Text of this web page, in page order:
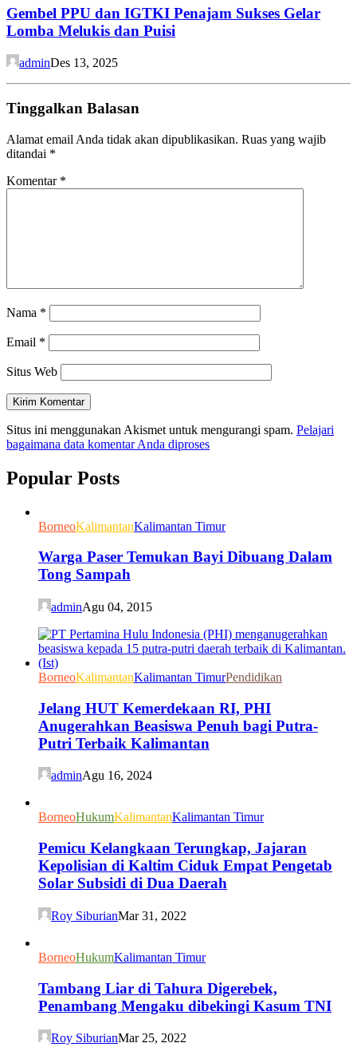
Gembel PPU dan IGTKI Penajam Sukses Gelar
Lomba Melukis dan Puisi
adminDes 13, 2025
Tinggalkan Balasan
Alamat email Anda tidak akan dipublikasikan. Ruas yang wajib
ditandai *
Komentar *
Nama *
Email *
Situs Web
Situs ini menggunakan Akismet untuk mengurangi spam. Pelajari
bagaimana data komentar Anda diproses
Popular Posts
BorneoKalimantanKalimantan Timur
Warga Paser Temukan Bayi Dibuang Dalam
Tong Sampah
adminAgu 04, 2015
BorneoKalimantanKalimantan TimurPendidikan
Jelang HUT Kemerdekaan RI, PHI
Anugerahkan Beasiswa Penuh bagi Putra-
Putri Terbaik Kalimantan
adminAgu 16, 2024
BorneoHukumKalimantanKalimantan Timur
Pemicu Kelangkaan Terungkap, Jajaran
Kepolisian di Kaltim Ciduk Empat Pengetab
Solar Subsidi di Dua Daerah
Roy SiburianMar 31, 2022
BorneoHukumKalimantan Timur
Tambang Liar di Tahura Digerebek,
Penambang Mengaku dibekingi Kasum TNI
Roy SiburianMar 25, 2022